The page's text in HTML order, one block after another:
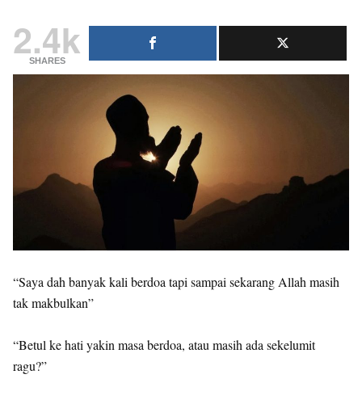
2.4k
SHARES
“Saya dah banyak kali berdoa tapi sampai sekarang Allah masih
tak makbulkan”
“Betul ke hati yakin masa berdoa, atau masih ada sekelumit
ragu?”